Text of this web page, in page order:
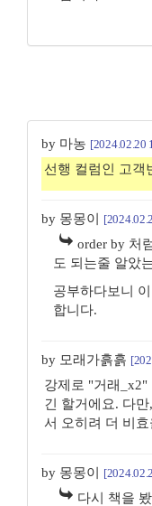
by 마농 [2024.02.20
선행 컬럼인 고객
by 몽몽이
order by 처
도 되는줄 알았
공부하다보니
합니다.
by 모래가흙흙
강제로 "거래_x2"
긴 할거에요. 다
서 오히려 더 비
by 몽몽이
다시 책을